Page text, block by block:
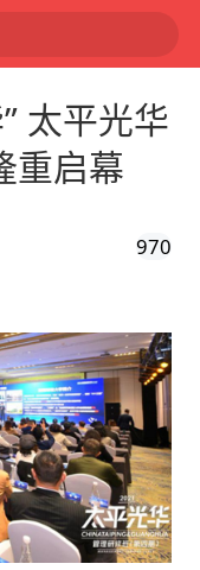
太平光华
重启幕
970